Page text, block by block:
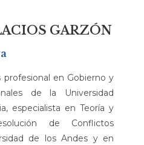
GARZÓN
profesional en Gobierno y
de la Universidad
especialista en Teoría y
de Conflictos
de los Andes y en